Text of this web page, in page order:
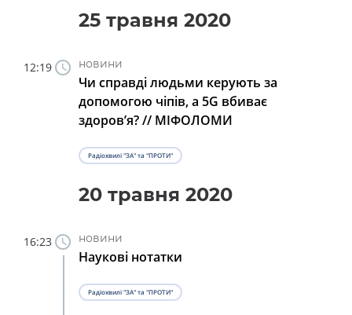
25 травня 2020
новини
Чи справді людьми керують за
допомогою чіпів, а 5G вбиває
здоров’я? // МІФОЛОМИ
12:19
Радіохвилі "ЗА" та "ПРОТИ"
20 травня 2020
новини
Наукові нотатки
16:23
Радіохвилі "ЗА" та "ПРОТИ"